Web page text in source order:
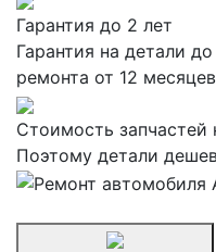
Гарантия до 2 лет
Гарантия на детали
ремонта от 12
Стоимость запчастей
Поэтому детали